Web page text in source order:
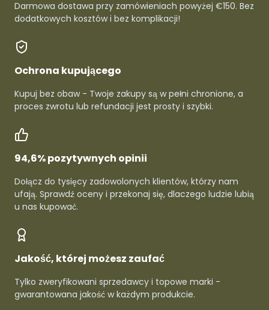
Darmowa dostawa przy zamówieniach powyżej €150. Bez
dodatkowych kosztów i bez komplikacji!
Ochrona kupującego
Kupuj bez obaw - Twoje zakupy są w pełni chronione, a
proces zwrotu lub refundacji jest prosty i szybki.
94,6% pozytywnych opinii
Dołącz do tysięcy zadowolonych klientów, którzy nam
ufają. Sprawdź oceny i przekonaj się, dlaczego ludzie lubią
u nas kupować.
Jakość, której możesz zaufać
Tylko zweryfikowani sprzedawcy i topowe marki -
gwarantowana jakość w każdym produkcie.